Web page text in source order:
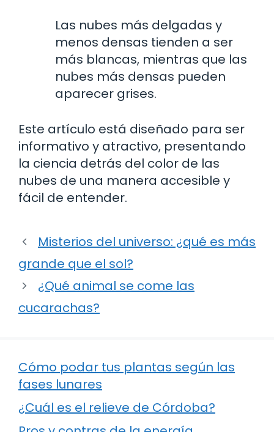
Las nubes más delgadas y
menos densas tienden a ser
más blancas, mientras que las
nubes más densas pueden
aparecer grises.
Este artículo está diseñado para ser
informativo y atractivo, presentando
la ciencia detrás del color de las
nubes de una manera accesible y
fácil de entender.
Misterios del universo: ¿qué es más
grande que el sol?
¿Qué animal se come las
cucarachas?
Cómo podar tus plantas según las
fases lunares
¿Cuál es el relieve de Córdoba?